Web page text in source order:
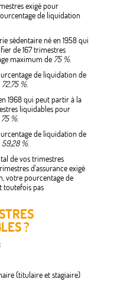
exigé pour
de liquidation
sédentaire né en 1958 qui
de 167 trimestres
maximum de 75 %.
de liquidation de
72,75 %.
1968 qui peut partir à la
liquidables pour
75 %.
de liquidation de
59,28 %.
de vos trimestres
d'assurance exigé
votre pourcentage de
toutefois pas
?
(titulaire et stagiaire)